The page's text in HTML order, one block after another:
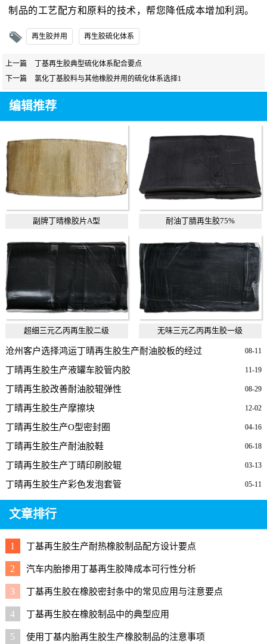
制品的工艺配方和原料的技术，帮您降低成本增加利润。
再生胶并用 再生胶硫化体系
上一篇
丁基再生胶典型硫化体系配合要点
下一篇
氯化丁基胶料与其他橡胶并用的硫化体系选择1
编辑推荐
副牌丁晴橡胶片A型 耐油丁腈再生胶75%
超细三元乙丙再生胶二级 无味三元乙丙再生胶一级
08-11
沧州客户选择鸿运丁晴再生胶生产耐油胶板的经过
11-19
丁晴再生胶生产液罐车胶管内胶
08-29
丁晴再生胶改善耐油胶辊弹性
12-02
丁晴再生胶生产摩擦块
04-16
丁晴再生胶生产O型密封圈
06-18
丁晴再生胶生产耐油胶鞋
03-13
丁晴再生胶生产丁晴印刷胶辊
05-11
丁晴再生胶生产彩色发泡套管
文章排行
1 丁基再生胶生产耐热橡胶制品配方设计要点
2 汽车内胎掺用丁基再生胶降成本可行性分析
3 丁基再生胶在橡胶密封条中的常见应用与注意要点
4 丁基再生胶在橡胶制品中的典型应用
5 使用丁基内胎再生胶生产橡胶制品的注意事项